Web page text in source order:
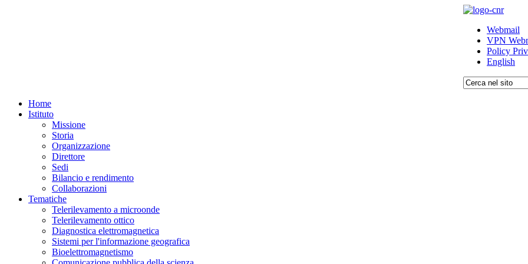
Webmail
VPN
Policy
English
Home
Istituto
Missione
Storia
Organizzazione
Direttore
Sedi
Bilancio e rendimento
Collaborazioni
Tematiche
Telerilevamento a microonde
Telerilevamento ottico
Diagnostica elettromagnetica
Sistemi per l'informazione geografica
Bioelettromagnetismo